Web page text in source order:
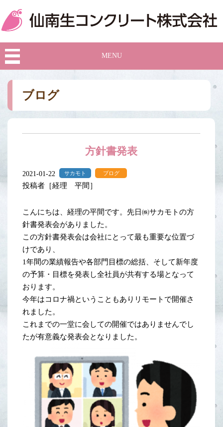
MENU
ブログ
方針書発表
2021-01-22 サカモト ブログ
投稿者［経理 平間］
こんにちは、経理の平間です。先日㈱サカモトの方
針書発表会がありました。
この方針書発表会は会社にとって最も重要な位置づ
けであり、
1年間の業績報告や各部門目標の総括、そして新年度
の予算・目標を発表し全社員が共有する場となって
おります。
今年はコロナ禍ということもありリモートで開催さ
れました。
これまでの一堂に会しての開催ではありませんでし
たが有意義な発表会となりました。